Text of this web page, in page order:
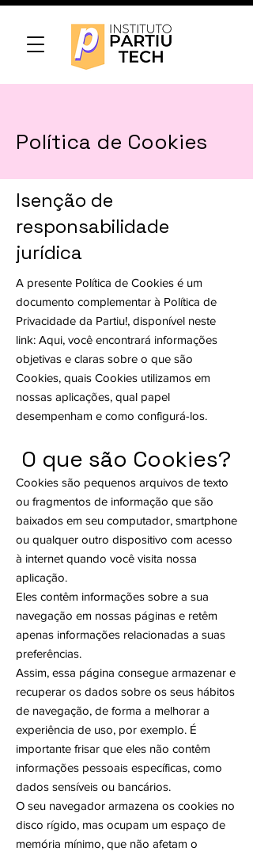
Política de Cookies
Isenção de
responsabilidade
jurídica
A presente Política de Cookies é um
documento complementar à Política de
Privacidade da Partiu!, disponível neste
link: Aqui, você encontrará informações
objetivas e claras sobre o que são
Cookies, quais Cookies utilizamos em
nossas aplicações, qual papel
desempenham e como configurá-los.
O que são Cookies?
Cookies são pequenos arquivos de texto
ou fragmentos de informação que são
baixados em seu computador, smartphone
ou qualquer outro dispositivo com acesso
à internet quando você visita nossa
aplicação.
Eles contêm informações sobre a sua
navegação em nossas páginas e retêm
apenas informações relacionadas a suas
preferências.
Assim, essa página consegue armazenar e
recuperar os dados sobre os seus hábitos
de navegação, de forma a melhorar a
experiência de uso, por exemplo. É
importante frisar que eles não contêm
informações pessoais específicas, como
dados sensíveis ou bancários.
O seu navegador armazena os cookies no
disco rígido, mas ocupam um espaço de
memória mínimo, que não afetam o